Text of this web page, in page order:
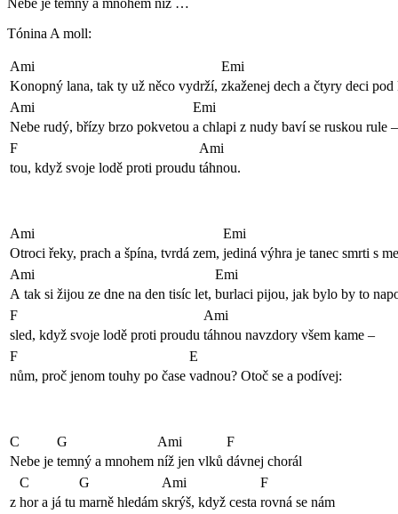
Tónina A moll:
Ami
Emi
Konopný lana, tak ty už něco vydrží, zkaženej dech a čtyry deci pod
Ami
Emi
Nebe rudý, břízy brzo pokvetou a chlapi z nudy baví se ruskou rule –
F
Ami
tou, když svoje lodě proti proudu táhnou.
Ami
Emi
Otroci řeky, prach a špína, tvrdá zem, jediná výhra je tanec smrti s
Ami
Emi
A tak si žijou ze dne na den tisíc let, burlaci pijou, jak bylo by to
F
Ami
sled, když svoje lodě proti proudu táhnou navzdory všem kame –
F
E
nům, proč jenom touhy po čase vadnou? Otoč se a podívej:
C G Ami
F
Nebe je temný a mnohem níž jen vlků dávnej chorál
C
G Ami
F
z hor a já tu marně hledám skrýš, když cesta rovná se nám